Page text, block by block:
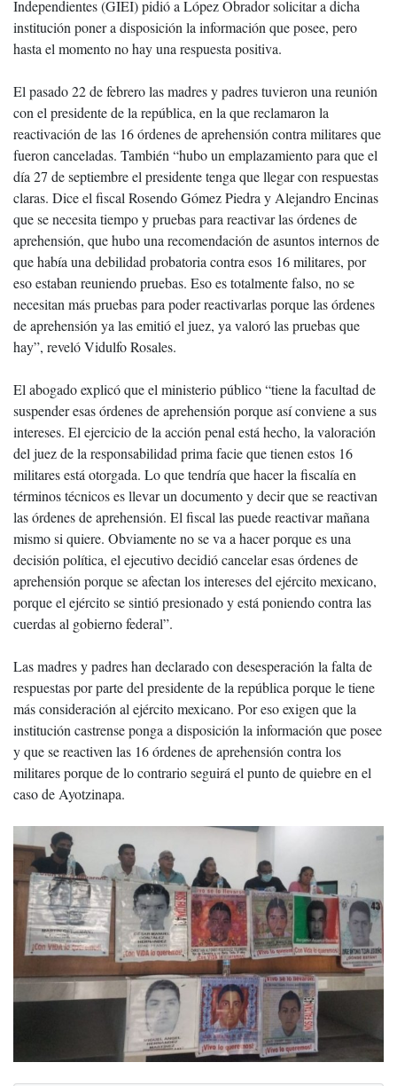
Independientes (GIEI) pidió a López Obrador solicitar a dicha
institución poner a disposición la información que posee, pero
hasta el momento no hay una respuesta positiva.
El pasado 22 de febrero las madres y padres tuvieron una reunión
con el presidente de la república, en la que reclamaron la
reactivación de las 16 órdenes de aprehensión contra militares que
fueron canceladas. También “hubo un emplazamiento para que el
día 27 de septiembre el presidente tenga que llegar con respuestas
claras. Dice el fiscal Rosendo Gómez Piedra y Alejandro Encinas
que se necesita tiempo y pruebas para reactivar las órdenes de
aprehensión, que hubo una recomendación de asuntos internos de
que había una debilidad probatoria contra esos 16 militares, por
eso estaban reuniendo pruebas. Eso es totalmente falso, no se
necesitan más pruebas para poder reactivarlas porque las órdenes
de aprehensión ya las emitió el juez, ya valoró las pruebas que
hay”, reveló Vidulfo Rosales.
El abogado explicó que el ministerio público “tiene la facultad de
suspender esas órdenes de aprehensión porque así conviene a sus
intereses. El ejercicio de la acción penal está hecho, la valoración
del juez de la responsabilidad prima facie que tienen estos 16
militares está otorgada. Lo que tendría que hacer la fiscalía en
términos técnicos es llevar un documento y decir que se reactivan
las órdenes de aprehensión. El fiscal las puede reactivar mañana
mismo si quiere. Obviamente no se va a hacer porque es una
decisión política, el ejecutivo decidió cancelar esas órdenes de
aprehensión porque se afectan los intereses del ejército mexicano,
porque el ejército se sintió presionado y está poniendo contra las
cuerdas al gobierno federal”.
Las madres y padres han declarado con desesperación la falta de
respuestas por parte del presidente de la república porque le tiene
más consideración al ejército mexicano. Por eso exigen que la
institución castrense ponga a disposición la información que posee
y que se reactiven las 16 órdenes de aprehensión contra los
militares porque de lo contrario seguirá el punto de quiebre en el
caso de Ayotzinapa.